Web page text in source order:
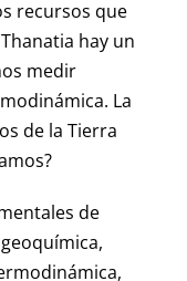
recursos que
hay un
medir
La
de la Tierra
de